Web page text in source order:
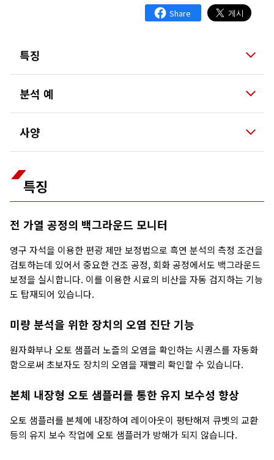
특징
분석 예
사양
특징
전 가열 공정의 백그라운드 모니터
영구 자석을 이용한 편광 제만 보정법으로 흑연 분석의 측정 조건을
검토하는데 있어서 중요한 건조 공정, 회화 공정에서도 백그라운드
보정을 실시합니다. 이를 이용한 시료의 비산을 자동 검지하는 기능
도 탑재되어 있습니다.
미량 분석을 위한 장치의 오염 진단 기능
원자화부나 오토 샘플러 노즐의 오염을 확인하는 시퀀스를 자동화
함으로써 초보자도 장치의 오염을 재빨리 확인할 수 있습니다.
본체 내장형 오토 샘플러를 통한 유지 보수성 향상
오토 샘플러를 본체에 내장하여 레이아웃이 평탄해져 큐벳의 교환
등의 유지 보수 작업에 오토 샘플러가 방해가 되지 않습니다.